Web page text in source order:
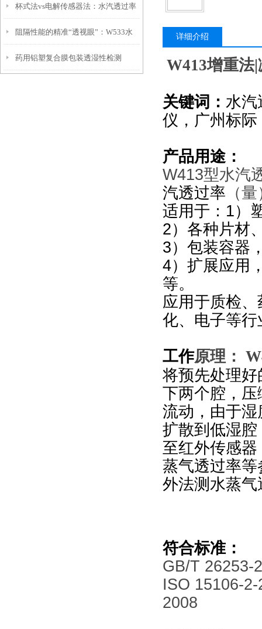
杯式法vs电解传感器法：水汽透过率
测试仪两大技术路线到底怎么选？
阻隔性能的精准“透视眼”：W533水
汽透过率测试仪功能解析
药用铝塑复合膜包装透湿性检测
详细介绍
W413增重法
关键词： 水汽
仪，广州标际
产品用途：
W413型水汽
汽透过率 （
适用于：1）
2）各种片材
3）包装容器
4）扩展应用
等。
应用于质检
化、电子等行
工作原理：
将预先处理
下两个腔，
流动，由于
扩散到低湿
至红外传感
蒸气透过率
外法测水蒸
符合标准：
GB/T 26253-
ISO 15106-
2008